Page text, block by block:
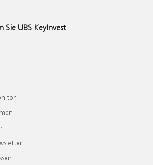
Sie UBS KeyInvest